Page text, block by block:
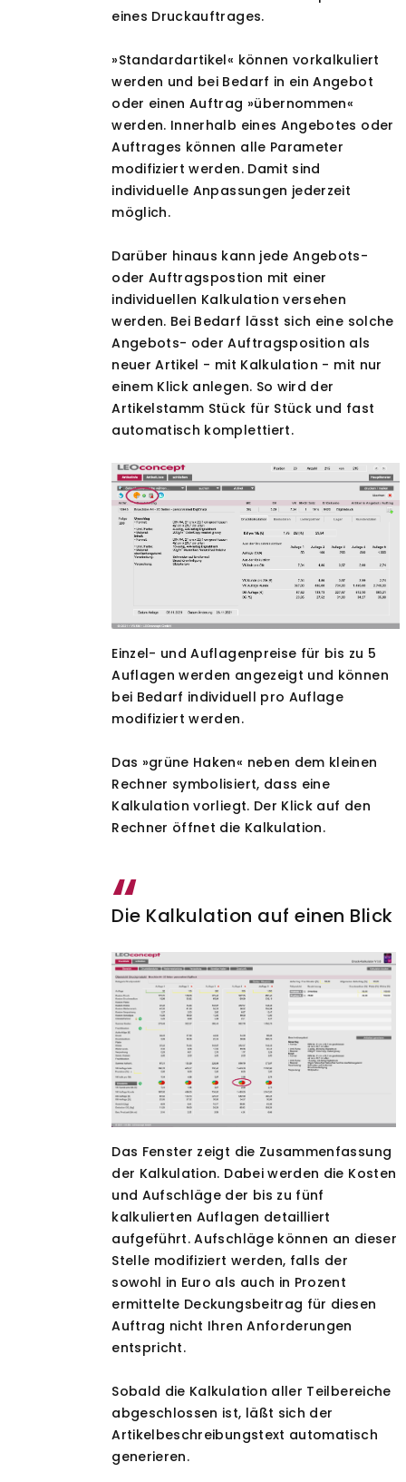
eines Druckauftrages.
»Standardartikel« können vorkalkuliert
werden und bei Bedarf in ein Angebot
oder einen Auftrag »übernommen«
werden. Innerhalb eines Angebotes oder
Auftrages können alle Parameter
modifiziert werden. Damit sind
individuelle Anpassungen jederzeit
möglich.
Darüber hinaus kann jede Angebots-
oder Auftragspostion mit einer
individuellen Kalkulation versehen
werden. Bei Bedarf lässt sich eine solche
Angebots- oder Auftragsposition als
neuer Artikel - mit Kalkulation - mit nur
einem Klick anlegen. So wird der
Artikelstamm Stück für Stück und fast
automatisch komplettiert.
Einzel- und Auflagenpreise für bis zu 5
Auflagen werden angezeigt und können
bei Bedarf individuell pro Auflage
modifiziert werden.
Das »grüne Haken« neben dem kleinen
Rechner symbolisiert, dass eine
Kalkulation vorliegt. Der Klick auf den
Rechner öffnet die Kalkulation.
Die Kalkulation auf einen Blick
Das Fenster zeigt die Zusammenfassung
der Kalkulation. Dabei werden die Kosten
und Aufschläge der bis zu fünf
kalkulierten Auflagen detailliert
aufgeführt. Aufschläge können an dieser
Stelle modifiziert werden, falls der
sowohl in Euro als auch in Prozent
ermittelte Deckungsbeitrag für diesen
Auftrag nicht Ihren Anforderungen
entspricht.
Sobald die Kalkulation aller Teilbereiche
abgeschlossen ist, läßt sich der
Artikelbeschreibungstext automatisch
generieren.